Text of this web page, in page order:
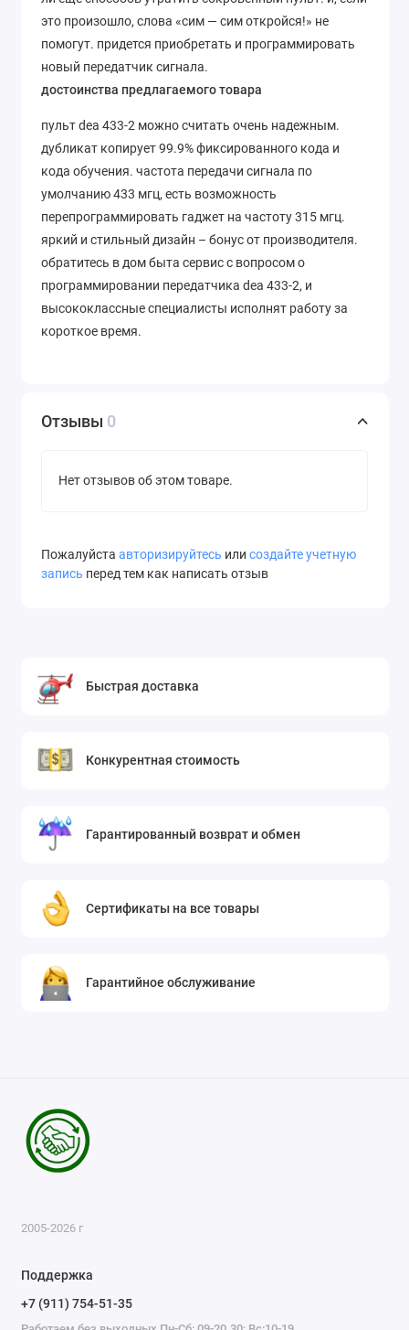
это произошло, слова «сим — сим откройся!» не
помогут. придется приобретать и программировать
новый передатчик сигнала.
достоинства предлагаемого товара
пульт dea 433-2 можно считать очень надежным.
дубликат копирует 99.9% фиксированного кода и
кода обучения. частота передачи сигнала по
умолчанию 433 мгц, есть возможность
перепрограммировать гаджет на частоту 315 мгц.
яркий и стильный дизайн – бонус от производителя.
обратитесь в дом быта сервис с вопросом о
программировании передатчика dea 433-2, и
высококлассные специалисты исполнят работу за
короткое время.
Отзывы 0
Нет отзывов об этом товаре.
Пожалуйста авторизируйтесь или создайте учетную
запись перед тем как написать отзыв
Быстрая доставка
Конкурентная стоимость
Гарантированный возврат и обмен
Сертификаты на все товары
Гарантийное обслуживание
2005-2026 г
Поддержка
+7 (911) 754-51-35